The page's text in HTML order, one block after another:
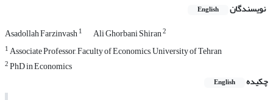
نویسندگان English
Asadollah Farzinvash1 Ali Ghorbani Shiran2
1Associate Professor, Faculty of Economics, University of Tehran
2PhD in Economics
چکیده
English